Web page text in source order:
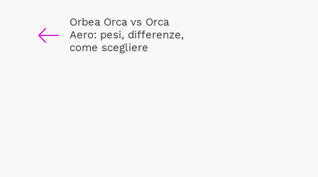
Orbea Orca vs Orca
Aero: pesi, differenze,
come scegliere